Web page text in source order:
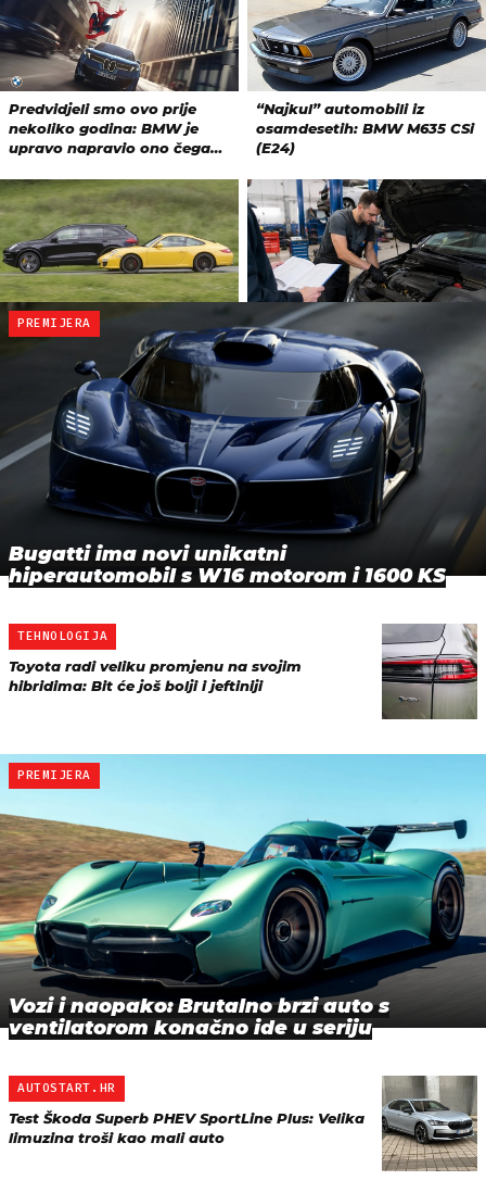
PREMIJERA
Bugatti ima novi unikatni
hiperautomobil s W16 motorom i 1600 KS
TEHNOLOGIJA
Toyota radi veliku promjenu na svojim
hibridima: Bit će još bolji i jeftiniji
PREMIJERA
Vozi i naopako: Brutalno brzi auto s
ventilatorom konačno ide u seriju
AUTOSTART.HR
Test Škoda Superb PHEV SportLine Plus: Velika
limuzina troši kao mali auto